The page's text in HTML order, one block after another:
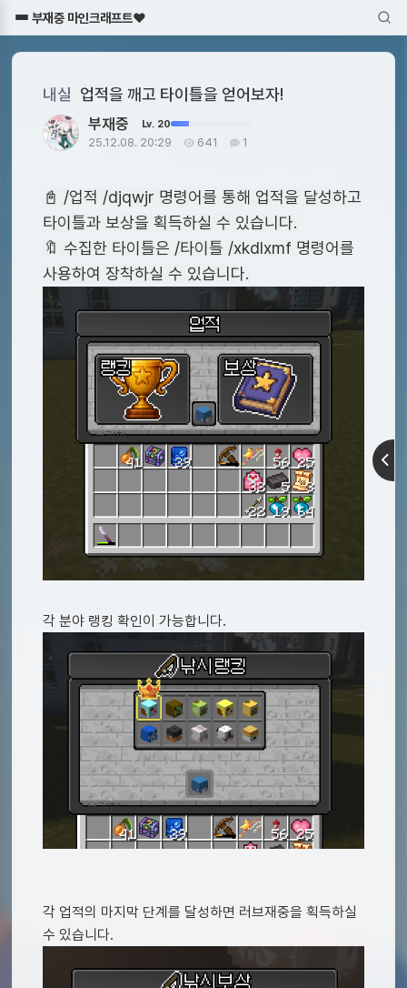
부재중 마인크래프트♥
내실 업적을 깨고 타이틀을 얻어보자!
부재중 Lv. 20
25.12.08. 20:29 641 1
📓 /업적 /djqwjr 명령어를 통해 업적을 달성하고
타이틀과 보상을 획득하실 수 있습니다.
🔖 수집한 타이틀은 /타이틀 /xkdlxmf 명령어를
사용하여 장착하실 수 있습니다.
각 분야 랭킹 확인이 가능합니다.
각 업적의 마지막 단계를 달성하면 러브재중을 획득하실
수 있습니다.